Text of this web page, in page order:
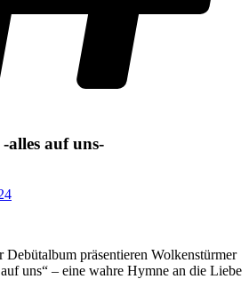
alles auf uns-
präsentieren Wolkenstürmer
uns“ – eine wahre Hymne an die Liebe